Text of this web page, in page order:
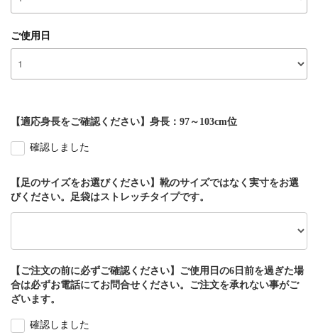
ご使用日
【適応身長をご確認ください】身長：97～103cm位
確認しました
【足のサイズをお選びください】靴のサイズではなく実寸をお選
びください。足袋はストレッチタイプです。
【ご注文の前に必ずご確認ください】ご使用日の6日前を過ぎた場
合は必ずお電話にてお問合せください。ご注文を承れない事がご
ざいます。
確認しました